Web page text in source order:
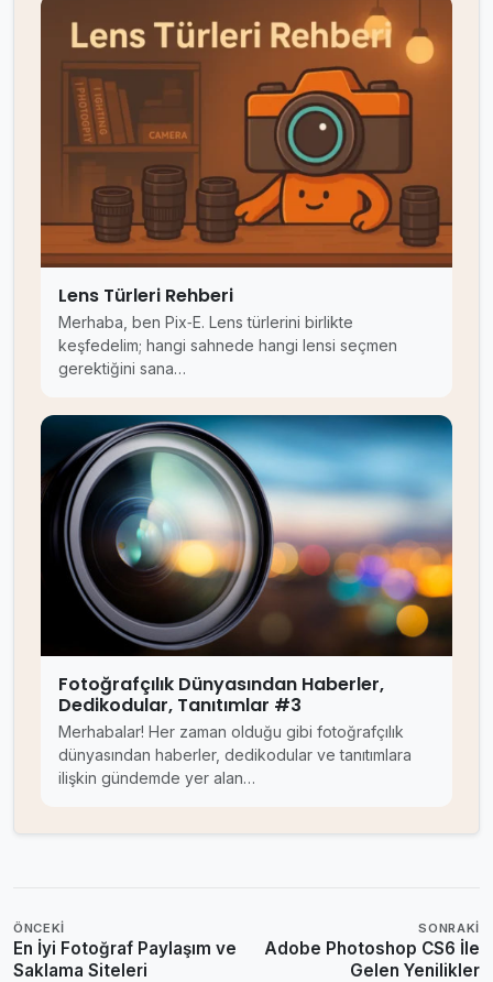
Lens Türleri Rehberi
Merhaba, ben Pix‑E. Lens türlerini birlikte
keşfedelim; hangi sahnede hangi lensi seçmen
gerektiğini sana…
Fotoğrafçılık Dünyasından Haberler,
Dedikodular, Tanıtımlar #3
Merhabalar! Her zaman olduğu gibi fotoğrafçılık
dünyasından haberler, dedikodular ve tanıtımlara
ilişkin gündemde yer alan…
ÖNCEKI
En İyi Fotoğraf Paylaşım ve
Saklama Siteleri
SONRAKI
Adobe Photoshop CS6 İle
Gelen Yenilikler